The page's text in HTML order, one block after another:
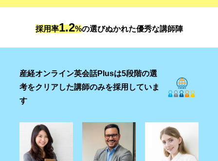
採用率1.2%の選びぬかれた優秀な講師陣
産経オンライン英会話Plusは5段階の選
考をクリアした講師のみを採⽤していま
す